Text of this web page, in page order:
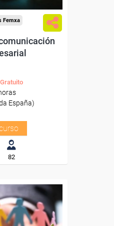
Femxa
España)
82
100%